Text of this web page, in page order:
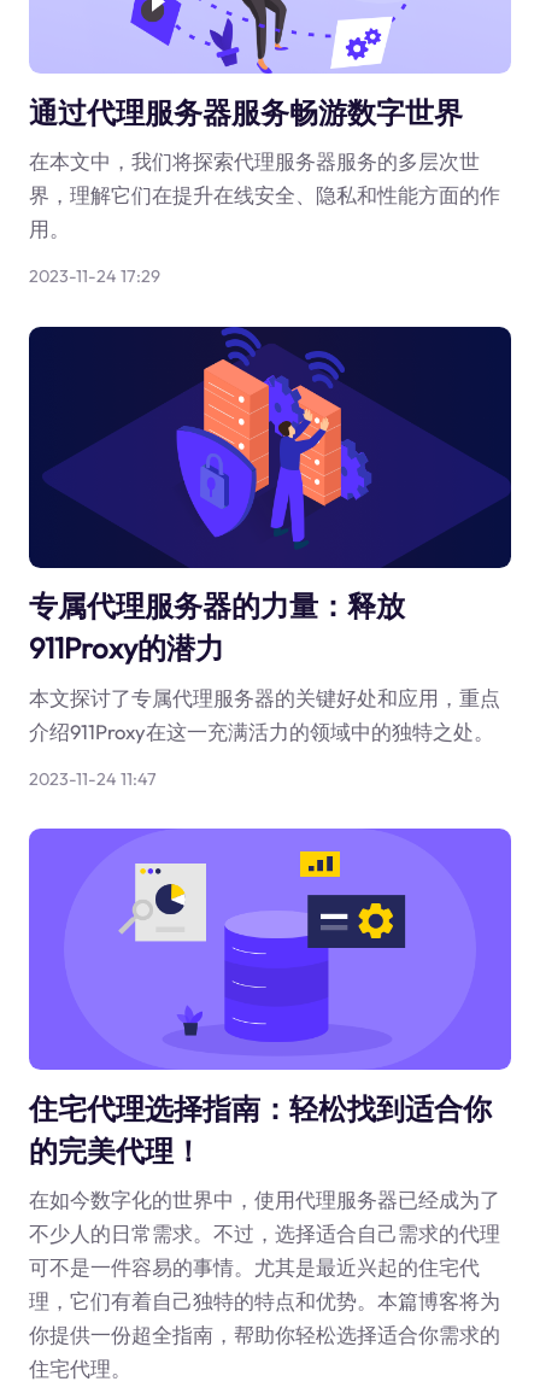
通过代理服务器服务畅游数字世界
在本文中，我们将探索代理服务器服务的多层次世
界，理解它们在提升在线安全、隐私和性能方面的作
用。
2023-11-24 17:29
专属代理服务器的力量：释放
911Proxy的潜力
本文探讨了专属代理服务器的关键好处和应用，重点
介绍911Proxy在这一充满活力的领域中的独特之处。
2023-11-24 11:47
住宅代理选择指南：轻松找到适合你
的完美代理！
在如今数字化的世界中，使用代理服务器已经成为了
不少人的日常需求。不过，选择适合自己需求的代理
可不是一件容易的事情。尤其是最近兴起的住宅代
理，它们有着自己独特的特点和优势。本篇博客将为
你提供一份超全指南，帮助你轻松选择适合你需求的
住宅代理。